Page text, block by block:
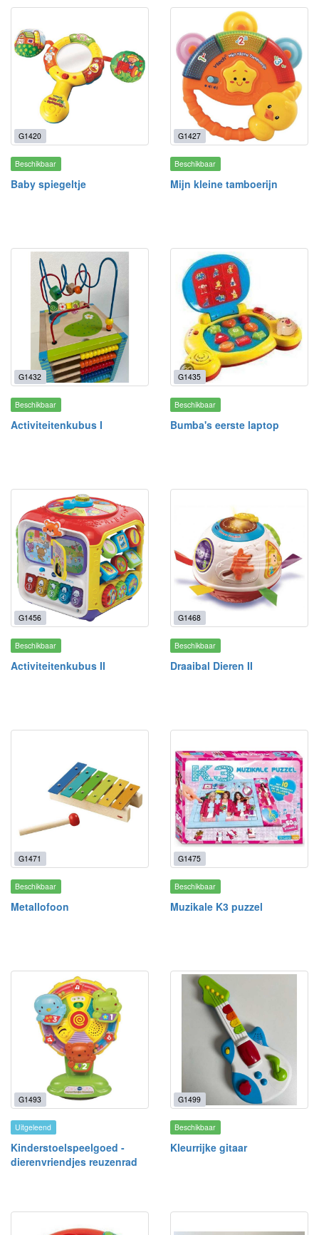
G1420
Beschikbaar
Baby spiegeltje
G1427
Beschikbaar
Mijn kleine tamboerijn
G1432
Beschikbaar
Activiteitenkubus I
G1435
Beschikbaar
Bumba's eerste laptop
G1456
Beschikbaar
Activiteitenkubus II
G1468
Beschikbaar
Draaibal Dieren II
G1471
Beschikbaar
Metallofoon
G1475
Beschikbaar
Muzikale K3 puzzel
G1493
Uitgeleend
Kinderstoelspeelgoed -
dierenvriendjes reuzenrad
G1499
Beschikbaar
Kleurrijke gitaar